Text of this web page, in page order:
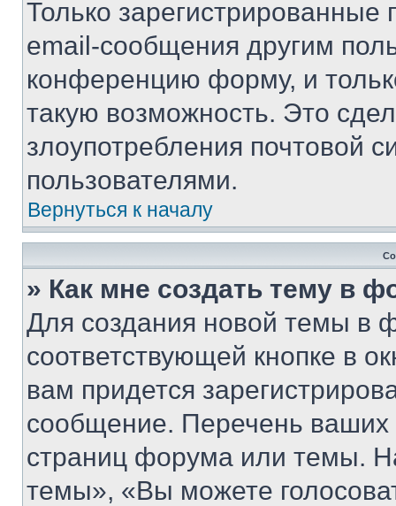
Только зарегистрированные
email-сообщения другим
конференцию форму, и
такую возможность. Это
злоупотребления почтовой
пользователями.
Вернуться к началу
» Как мне создать тему в
Для создания новой темы в
соответствующей кнопке в
вам придется
сообщение. Перечень ваших
страниц форума или темы.
темы», «Вы можете